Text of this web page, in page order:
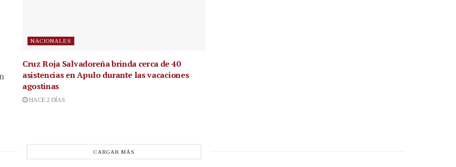
NACIONALES
Cruz Roja Salvadoreña brinda cerca de 40
asistencias en Apulo durante las vacaciones
agostinas
HACE 2 DÍAS
CARGAR MÁS